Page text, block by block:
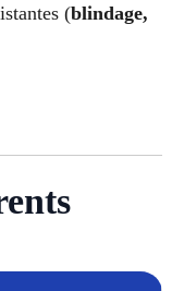
(blindage,